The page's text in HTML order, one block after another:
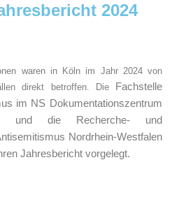
2024
waren in Köln im Jahr 2024 von
direkt betroffen. Die Fachstelle
im NS Dokumentationszentrum
und die Recherche- und
Nordrhein-Westfalen
Jahresbericht vorgelegt.